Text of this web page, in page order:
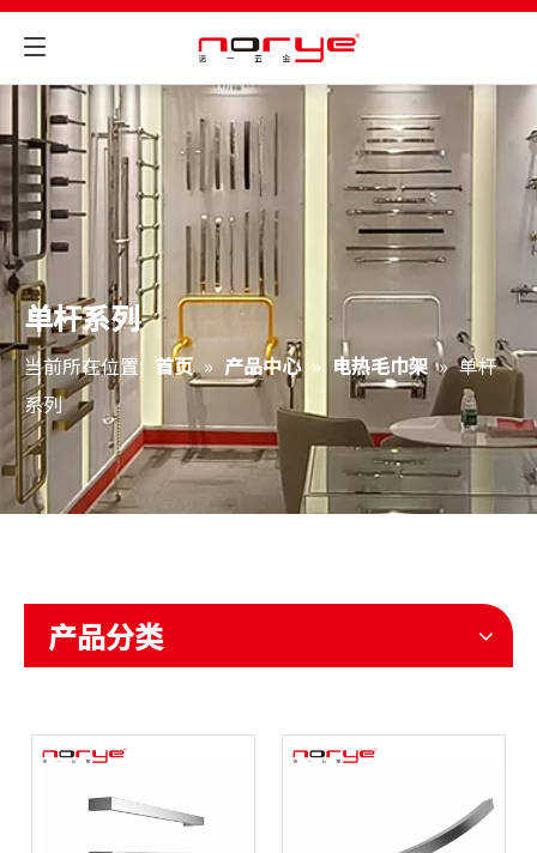
单杆系列
当前所在位置: 首页 » 产品中心 » 电热毛巾架 » 单杆
系列
产品分类